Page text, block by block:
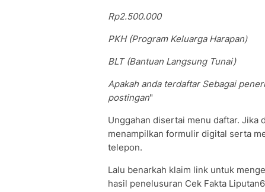
Rp2.500.000
PKH (Program Keluarga Harapan)
BLT (Bantuan Langsung Tunai)
Apakah anda terdaftar Sebagai
postingan"
Unggahan disertai menu daftar. Jika
menampilkan formulir digital serta
telepon.
Lalu benarkah klaim link untuk
hasil penelusuran Cek Fakta